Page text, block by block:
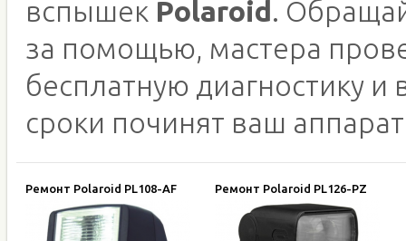
вспышек Polaroid.
за помощью, мастера
бесплатную диагностику и
сроки починят ваш
Ремонт Polaroid PL108-AF Ремонт Polaroid PL126-PZ